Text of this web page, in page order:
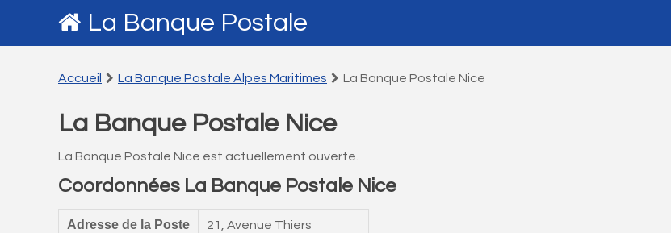
La Banque Postale
Accueil La Banque Postale Alpes Maritimes La Banque Postale Nice
La Banque Postale Nice
La Banque Postale Nice est actuellement ouverte.
Coordonnées La Banque Postale Nice
Adresse de la Poste 21, Avenue Thiers